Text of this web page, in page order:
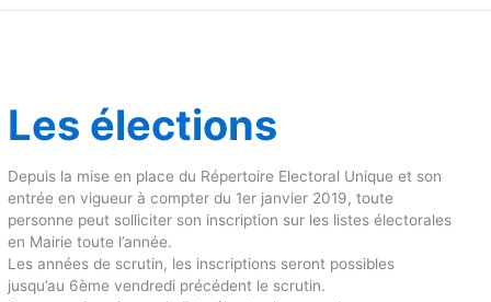
Les élections
Depuis la mise en place du Répertoire Electoral Unique et son
entrée en vigueur à compter du 1er janvier 2019, toute
personne peut solliciter son inscription sur les listes électorales
en Mairie toute l’année.
Les années de scrutin, les inscriptions seront possibles
jusqu’au 6ème vendredi précédent le scrutin.